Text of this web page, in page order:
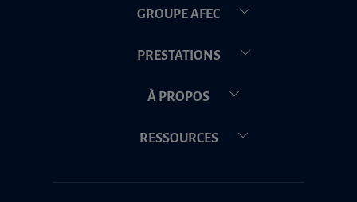
GROUPE AFEC
PRESTATIONS
À PROPOS
RESSOURCES